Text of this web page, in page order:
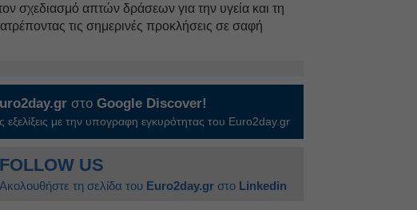
σχεδιασμό απτών δράσεων για την υγεία και τη
τις σημερινές προκλήσεις σε σαφή
στοGoogle Discover!
εξελίξεις με την υπογραφη εγκυρότητας του Euro2day.gr
FOLLOW US
Ακολουθήστε τη σελίδα του Euro2day.gr στο Linkedin